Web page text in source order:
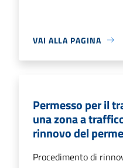
VAI ALLA PAGINA
Permesso per il
una zona a
rinnovo del
Procedimento di